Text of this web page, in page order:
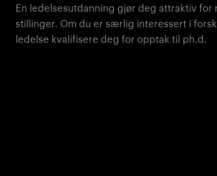
En ledelsesutdanning gjør deg attraktiv for
stillinger. Om du er særlig interessert i
ledelse kvalifisere deg for opptak til ph.d.